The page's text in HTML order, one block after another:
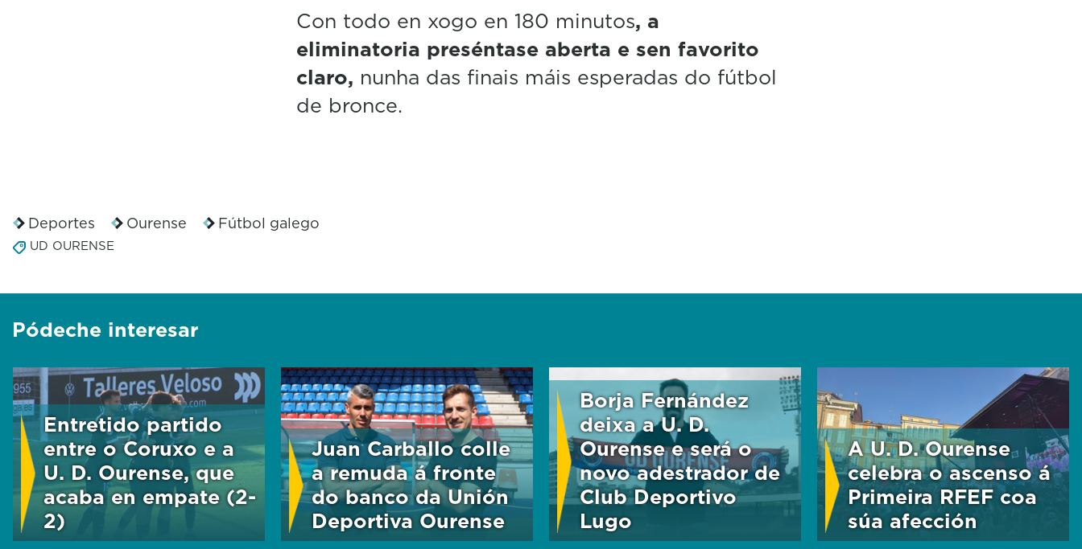
Con todo en xogo en 180 minutos, a
eliminatoria preséntase aberta e sen favorito
claro, nunha das finais máis esperadas do fútbol
de bronce.
Deportes Ourense Fútbol galego
UD OURENSE
Pódeche interesar
Entretido partido
entre o Coruxo e a
U. D. Ourense, que
acaba en empate (2-
2)
Juan Carballo colle
a remuda á fronte
do banco da Unión
Deportiva Ourense
Borja Fernández
deixa a U. D.
Ourense e será o
novo adestrador de
Club Deportivo
Lugo
A U. D. Ourense
celebra o ascenso á
Primeira RFEF coa
súa afección